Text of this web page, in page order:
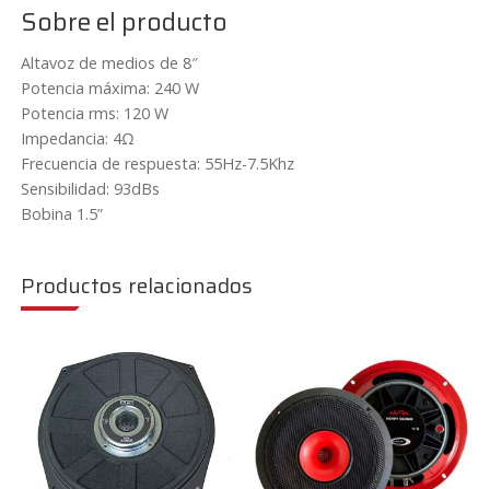
Sobre el producto
Altavoz de medios de 8″
Potencia máxima: 240 W
Potencia rms: 120 W
Impedancia: 4Ω
Frecuencia de respuesta: 55Hz-7.5Khz
Sensibilidad: 93dBs
Bobina 1.5”
Productos relacionados